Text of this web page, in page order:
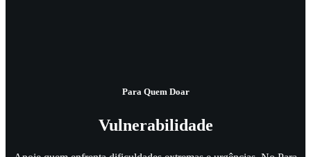
Para Quem Doar
Vulnerabilidade